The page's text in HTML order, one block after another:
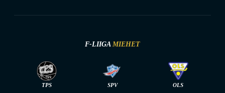
F-LIIGA MIEHET
TPS SPV OLS